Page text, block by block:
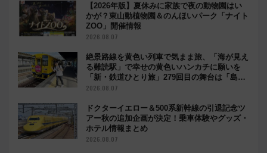
【2026年版】夏休みに家族で夜の動物園はい
かが？東山動植物園＆のんほいパーク「ナイト
ZOO」開催情報
2026.08.07
絶景路線を黄色い列車で気まま旅、「海が見え
る難読駅」で幸せの黄色いハンカチに願いを
「新・鉄道ひとり旅」279回目の舞台は「島原
鉄道」
2026.08.07
ドクターイエロー＆500系新幹線の引退記念ツ
アー秋の追加企画が決定！乗車体験やグッズ・
ホテル情報まとめ
2026.08.07